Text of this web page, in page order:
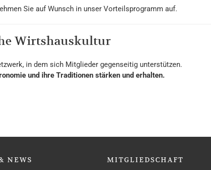
Sie auf Wunsch in unser Vorteilsprogramm auf.
Wirtshauskultur
in dem sich Mitglieder gegenseitig unterstützen.
und ihre Traditionen stärken und erhalten.
NEWS MITGLIEDSCHAFT